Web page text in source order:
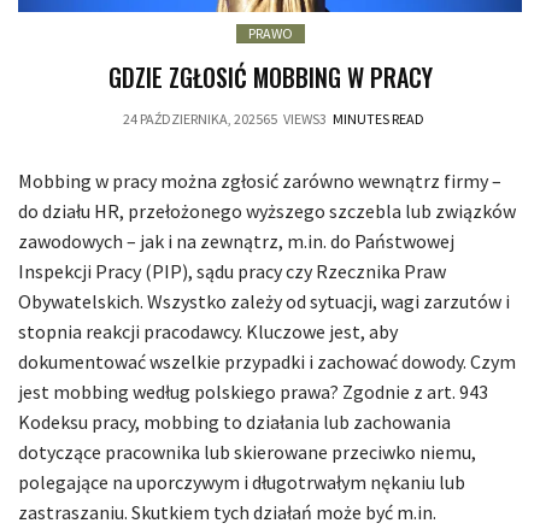
PRAWO
GDZIE ZGŁOSIĆ MOBBING W PRACY
24 PAŹDZIERNIKA, 202565 VIEWS3 MINUTES READ
Mobbing w pracy można zgłosić zarówno wewnątrz firmy –
do działu HR, przełożonego wyższego szczebla lub związków
zawodowych – jak i na zewnątrz, m.in. do Państwowej
Inspekcji Pracy (PIP), sądu pracy czy Rzecznika Praw
Obywatelskich. Wszystko zależy od sytuacji, wagi zarzutów i
stopnia reakcji pracodawcy. Kluczowe jest, aby
dokumentować wszelkie przypadki i zachować dowody. Czym
jest mobbing według polskiego prawa? Zgodnie z art. 943
Kodeksu pracy, mobbing to działania lub zachowania
dotyczące pracownika lub skierowane przeciwko niemu,
polegające na uporczywym i długotrwałym nękaniu lub
zastraszaniu. Skutkiem tych działań może być m.in.